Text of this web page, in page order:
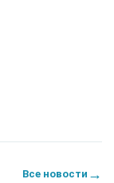
Все новости →